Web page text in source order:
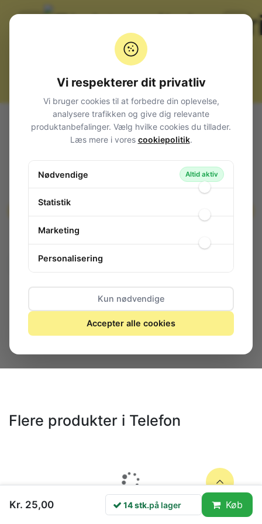
Alle produkter
El-materiel (installation)
Telefon Kabler og Stik
Telefon
Telefonstik HUN GRÅ
Telefonstik HUN GRÅ
14 stk.på lager
Kr. 25,00 14 stk.på lager Køb
Flere produkter i Telefon
Vi respekterer dit privatliv
Vi bruger cookies til at forbedre din oplevelse,
analysere trafikken og give dig relevante
produktanbefalinger. Vælg hvilke cookies du tillader.
Læs mere i vores cookiepolitik.
Nødvendige Altid aktiv
Statistik
Marketing
Personalisering
Kun nødvendige
Accepter alle cookies